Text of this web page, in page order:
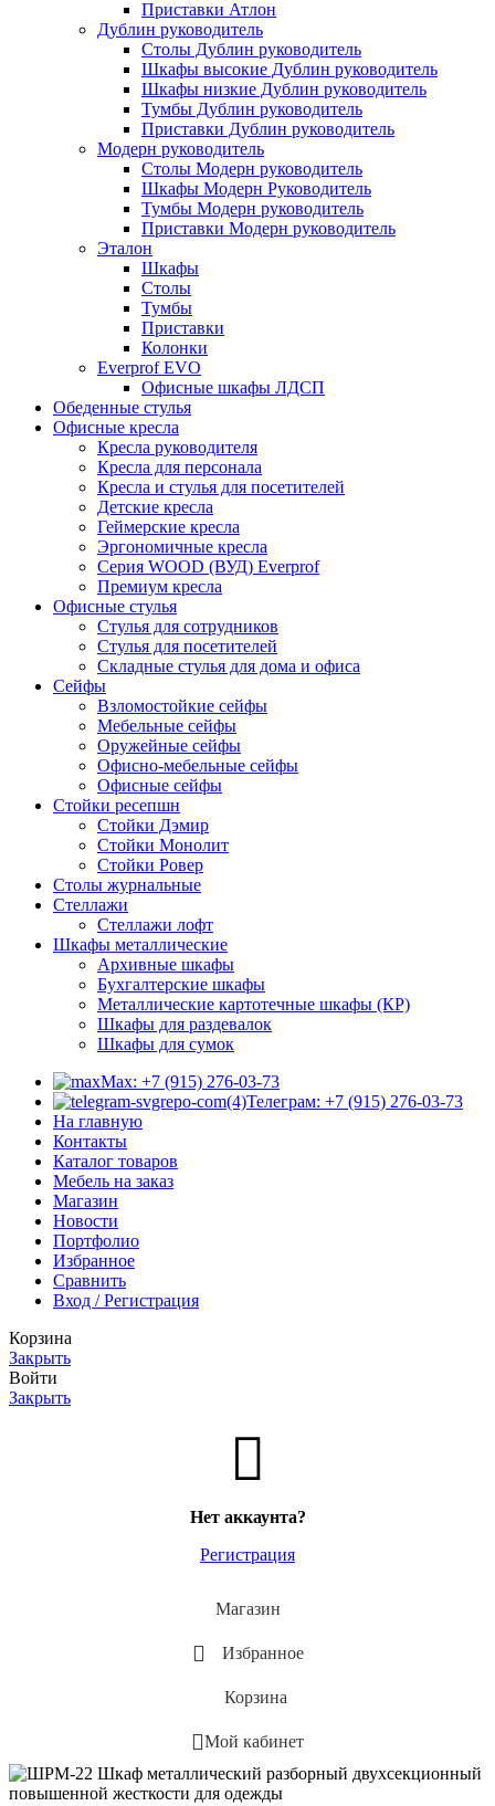
Приставки Атлон
Дублин руководитель
Столы Дублин руководитель
Шкафы высокие Дублин руководитель
Шкафы низкие Дублин руководитель
Тумбы Дублин руководитель
Приставки Дублин руководитель
Модерн руководитель
Столы Модерн руководитель
Шкафы Модерн Руководитель
Тумбы Модерн руководитель
Приставки Модерн руководитель
Эталон
Шкафы
Столы
Тумбы
Приставки
Колонки
Everprof EVO
Офисные шкафы ЛДСП
Обеденные стулья
Офисные кресла
Кресла руководителя
Кресла для персонала
Кресла и стулья для посетителей
Детские кресла
Геймерские кресла
Эргономичные кресла
Серия WOOD (ВУД) Everprof
Премиум кресла
Офисные стулья
Стулья для сотрудников
Стулья для посетителей
Складные стулья для дома и офиса
Сейфы
Взломостойкие сейфы
Мебельные сейфы
Оружейные сейфы
Офисно-мебельные сейфы
Офисные сейфы
Стойки ресепшн
Стойки Дэмир
Стойки Монолит
Стойки Ровер
Столы журнальные
Стеллажи
Стеллажи лофт
Шкафы металлические
Архивные шкафы
Бухгалтерские шкафы
Металлические картотечные шкафы (КР)
Шкафы для раздевалок
Шкафы для сумок
Max: +7 (915) 276-03-73
Телеграм: +7 (915) 276-03-73
На главную
Контакты
Каталог товаров
Мебель на заказ
Магазин
Новости
Портфолио
Избранное
Сравнить
Вход / Регистрация
Корзина
Закрыть
Войти
Закрыть
Нет аккаунта?
Регистрация
Магазин
Избранное
Корзина
Мой кабинет